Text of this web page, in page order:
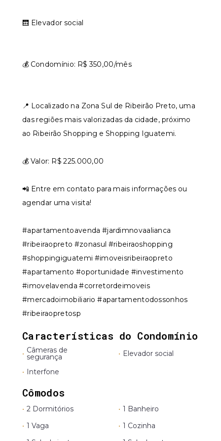
🛗 Elevador social
💰 Condomínio: R$ 350,00/mês
📍 Localizado na Zona Sul de Ribeirão Preto, uma
das regiões mais valorizadas da cidade, próximo
ao Ribeirão Shopping e Shopping Iguatemi.
💰 Valor: R$ 225.000,00
📲 Entre em contato para mais informações ou
agendar uma visita!
#apartamentoavenda #jardimnovaalianca
#ribeiraopreto #zonasul #ribeiraoshopping
#shoppingiguatemi #imoveisribeiraopreto
#apartamento #oportunidade #investimento
#imovelavenda #corretordeimoveis
#mercadoimobiliario #apartamentodossonhos
#ribeiraopretosp
Características do Condomínio
• Câmeras de
segurança • Elevador social
• Interfone
Cômodos
• 2 Dormitórios • 1 Banheiro
• 1 Vaga • 1 Cozinha